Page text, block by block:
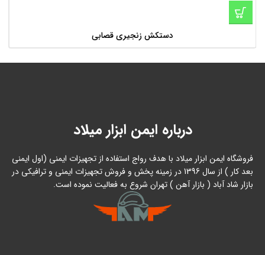
دستکش زنجیری قصابی
درباره ایمن ابزار میلاد
فروشگاه ایمن ابزار میلاد با هدف رواج استفاده از تجهیزات ایمنی (اول ایمنی
بعد کار ) از سال 1396 در زمینه پخش و فروش تجهیزات ایمنی و ترافیکی در
بازار شاد آباد ( بازار آهن ) تهران شروع به فعالیت نموده است.